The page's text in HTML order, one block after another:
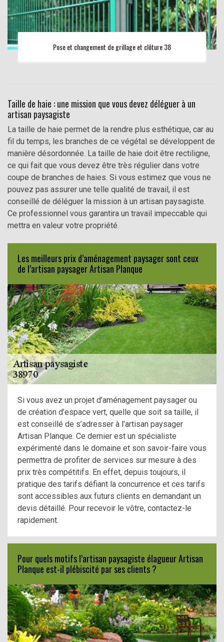
Pose et changement de grillage et clôture 38
Taille de haie : une mission que vous devez déléguer à un
artisan paysagiste
La taille de haie permet de la rendre plus esthétique, car au
fil du temps, les branches de ce végétal se développent de
manière désordonnée. La taille de haie doit être rectiligne,
ce qui fait que vous devez être très régulier dans votre
coupe de branches de haies. Si vous estimez que vous ne
pouvez pas assurer une telle qualité de travail, il est
conseillé de déléguer la mission à un artisan paysagiste.
Ce professionnel vous garantira un travail impeccable qui
mettra en valeur votre propriété.
Les meilleurs prix d’aménagement paysager sont ceux
de l’artisan paysager Artisan Planque
Si vous avez un projet d’aménagement paysager ou
de création d’espace vert, quelle que soit sa taille, il
est conseillé de s’adresser à l’artisan paysager
Artisan Planque. Ce dernier est un spécialiste
expérimenté dans le domaine et son savoir-faire vous
permettra de profiter de services sur mesure à des
prix très compétitifs. En effet, depuis toujours, il
pratique des tarifs défiant la concurrence et ces tarifs
sont accessibles aux futurs clients en demandant un
devis détaillé. Pour recevoir le vôtre, contactez-le
rapidement.
Pour quels motifs l’artisan paysagiste élagueur Artisan
Planque est-il plébiscité par ses clients ?